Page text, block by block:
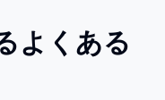
よくある